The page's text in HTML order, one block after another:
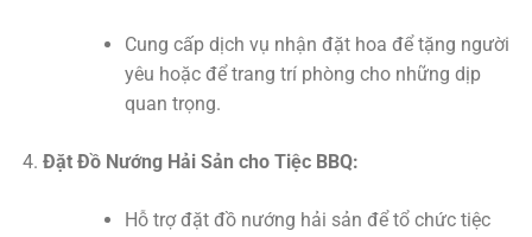
Cung cấp dịch vụ nhận đặt hoa để tặng người
yêu hoặc để trang trí phòng cho những dịp
quan trọng.
Đặt Đồ Nướng Hải Sản cho Tiệc BBQ:
Hỗ trợ đặt đồ nướng hải sản để tổ chức tiệc